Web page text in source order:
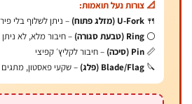
📐 צורות נעל תואמות:
U-Fork (מזלג פתוח)
– ניתן לשלוף בלי פירוק בורג
Ring (טבעת סגורה)
– חיבור מלא, לא ניתן לשלוף
– חיבור לקליץ׳ קפיצי
Blade/Flag (פלג) – שקעי פאסטון, מתגים